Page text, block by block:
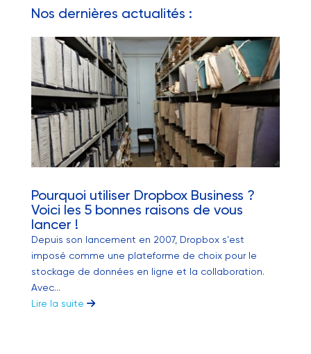
Nos dernières actualités :
Pourquoi utiliser Dropbox Business ?
Voici les 5 bonnes raisons de vous
lancer !
Depuis son lancement en 2007, Dropbox s'est
imposé comme une plateforme de choix pour le
stockage de données en ligne et la collaboration.
Avec...
Lire la suite